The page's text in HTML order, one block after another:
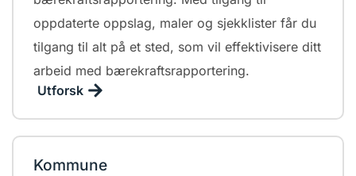
oppdaterte oppslag, maler og sjekklister får du
tilgang til alt på et sted, som vil effektivisere ditt
arbeid med bærekraftsrapportering.
Utforsk
Kommune